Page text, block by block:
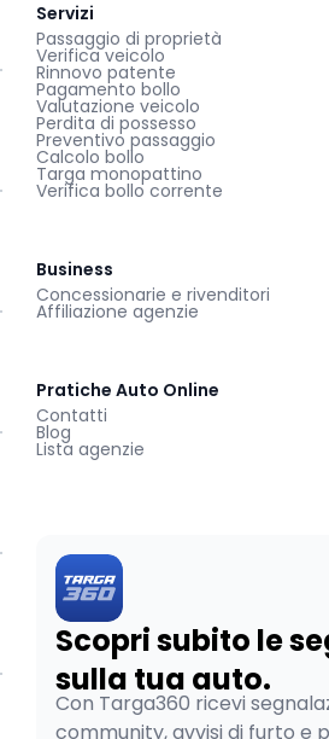
Servizi
Passaggio di proprietà
Verifica veicolo
Rinnovo patente
Pagamento bollo
Valutazione veicolo
Perdita di possesso
Preventivo passaggio
Calcolo bollo
Targa monopattino
Verifica bollo corrente
Business
Concessionarie e rivenditori
Affiliazione agenzie
Pratiche Auto Online
Contatti
Blog
Lista agenzie
Scopri subito le
sulla tua auto.
Con Targa360 ricevi
community, avvisi di furto e